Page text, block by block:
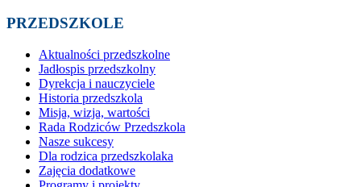
PRZEDSZKOLE
Aktualności przedszkolne
Jadłospis przedszkolny
Dyrekcja i nauczyciele
Historia przedszkola
Misja, wizja, wartości
Rada Rodziców Przedszkola
Nasze sukcesy
Dla rodzica przedszkolaka
Zajęcia dodatkowe